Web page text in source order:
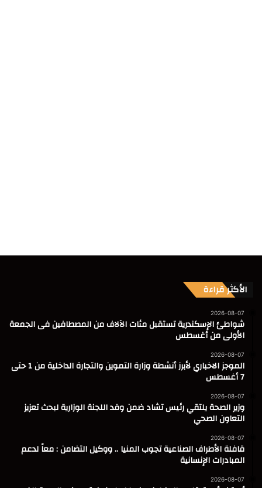
الأكثر قراءة
2026-08-07
شواطئ الإسكندرية تستقبل مئات الآلاف من المصطافين فى الجمعة
الأولى من أغسطس
2026-08-07
الموجز الاخباري لأبرز أنشطة وزارة التموين والتجارة الداخلية من 1 حتى
7 أغسطس
2026-08-07
وزير الصحة يلتقي رئيس تشاد ضمن وفد اللجنة الوزارية لبحث تعزيز
التعاون الصحي
2026-08-07
قافلة الأطراف الصناعية تجوب المنيا .. ووكيل التضامن : معاً لدعم
المبادرات الإنسانية
2026-08-07